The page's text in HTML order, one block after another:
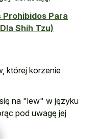
Prohibidos Para
Shih Tzu)
której korzenie
na "lew" w języku
pod uwagę jej